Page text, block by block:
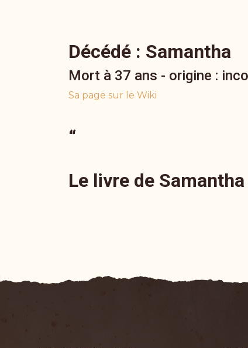
Décédé : Samantha
Mort à 37 ans - origine :
Sa page sur le Wiki
“
Le livre de Samantha